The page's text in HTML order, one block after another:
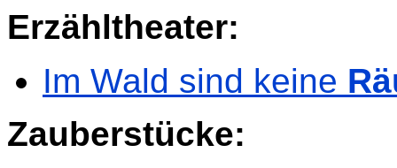
Erzähltheater:
Im Wald sind keine
Zauberstücke: